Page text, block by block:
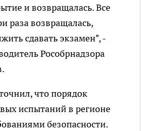
и возвращалась. Все
раза возвращалась,
сдавать экзамен", -
Рособрнадзора
что порядок
испытаний в регионе
безопасности.